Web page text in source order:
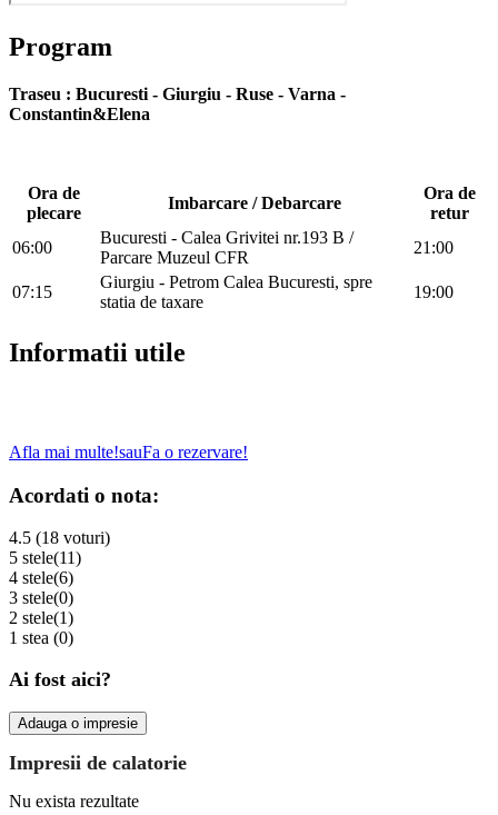
Program
Traseu : Bucuresti - Giurgiu - Ruse - Varna -
Constantin&Elena
Ora de
plecare
Imbarcare / Debarcare
Ora de
retur
06:00
Bucuresti - Calea Grivitei nr.193 B /
Parcare Muzeul CFR
21:00
07:15
Giurgiu - Petrom Calea Bucuresti, spre
statia de taxare
19:00
Informatii utile
Afla mai multe!sauFa o rezervare!
Acordati o nota:
4.5 (18 voturi)
5 stele(11)
4 stele(6)
3 stele(0)
2 stele(1)
1 stea (0)
Ai fost aici?
Adauga o impresie
Impresii de calatorie
Nu exista rezultate